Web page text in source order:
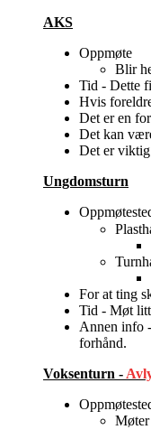
AKS
Oppmøte
Blir
Tid - Dette
Hvis
Det er en
Det kan
Det er viktig
Ungdomsturn
For at ting
Tid - Møt
Annen info
forhånd.
Voksenturn -